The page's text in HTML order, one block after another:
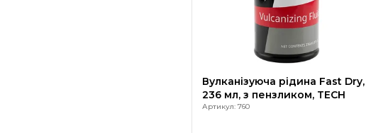
Вулканізуюча рідина Fast Dry,
236 мл, з пензликом, TECH
Артикул: 760